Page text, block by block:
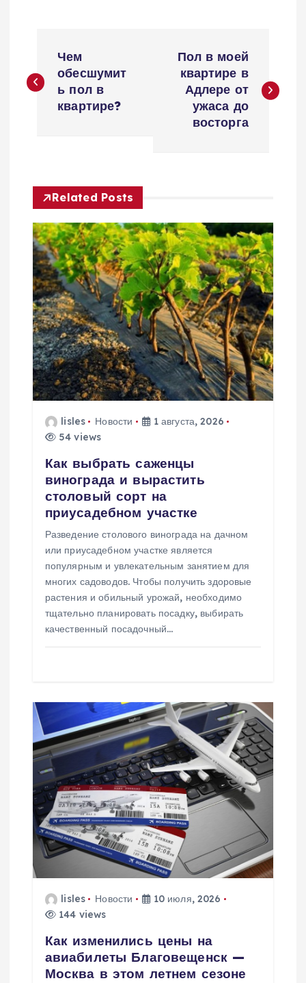
а
г
а
ц
и
я
п
о
Чем
обесшумит
ь пол в
квартире?
Пол в моей
квартире в
Адлере от
ужаса до
восторга
Related Posts
lisles Новости
1 августа, 2026
54 views
Как выбрать саженцы
винограда и вырастить
столовый сорт на
приусадебном участке
Разведение столового винограда на дачном
или приусадебном участке является
популярным и увлекательным занятием для
многих садоводов. Чтобы получить здоровые
растения и обильный урожай, необходимо
тщательно планировать посадку, выбирать
качественный посадочный…
lisles Новости
10 июля, 2026
144 views
Как изменились цены на
авиабилеты Благовещенск —
Москва в этом летнем сезоне